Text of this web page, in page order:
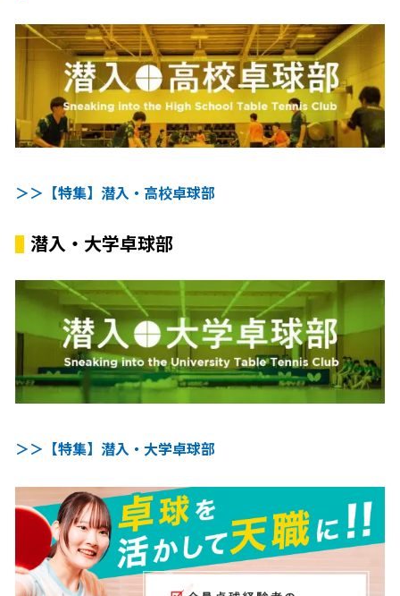
＞＞【特集】潜入・高校卓球部
潜入・大学卓球部
＞＞【特集】潜入・大学卓球部